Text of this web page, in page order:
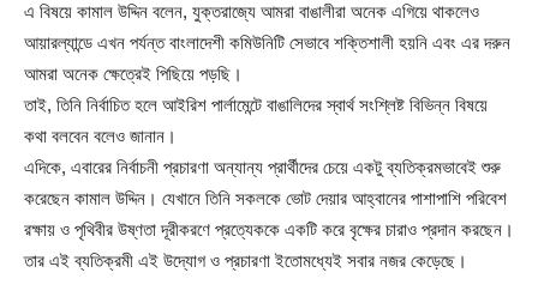
এ বিষয়ে কামাল উদ্দিন বলেন, যুক্তরাজ্যে আমরা বাঙালীরা অনেক এগিয়ে থাকলেও
আয়ারল্যান্ডে এখন পর্যন্ত বাংলাদেশী কমিউনিটি সেভাবে শক্তিশালী হয়নি এবং এর দরুন
আমরা অনেক ক্ষেত্রেই পিছিয়ে পড়ছি।
তাই, তিনি নির্বাচিত হলে আইরিশ পার্লামেন্টে বাঙালিদের স্বার্থ সংশ্লিষ্ট বিভিন্ন বিষয়ে
কথা বলবেন বলেও জানান।
এদিকে, এবারের নির্বাচনী প্রচারণা অন্যান্য প্রার্থীদের চেয়ে একটু ব্যতিক্রমভাবেই শুরু
করেছেন কামাল উদ্দিন। যেখানে তিনি সকলকে ভোট দেয়ার আহ্বানের পাশাপাশি পরিবেশ
রক্ষায় ও পৃথিবীর উষ্ণতা দূরীকরণে প্রত্যেককে একটি করে বৃক্ষের চারাও প্রদান করছেন।
তার এই ব্যতিক্রমী এই উদ্যোগ ও প্রচারণা ইতোমধ্যেই সবার নজর কেড়েছে।